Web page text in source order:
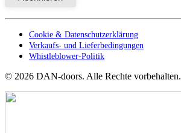
Cookie & Datenschutzerklärung
Verkaufs- und Lieferbedingungen
Whistleblower-Politik
© 2026 DAN-doors. Alle Rechte vorbehalten.